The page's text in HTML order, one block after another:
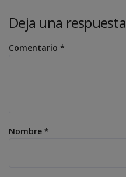
Deja una respuesta
Comentario *
Nombre *